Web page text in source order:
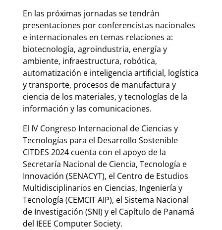
En las próximas jornadas se tendrán
presentaciones por conferencistas nacionales
e internacionales en temas relaciones a:
biotecnología, agroindustria, energía y
ambiente, infraestructura, robótica,
automatización e inteligencia artificial, logística
y transporte, procesos de manufactura y
ciencia de los materiales, y tecnologías de la
información y las comunicaciones.
El IV Congreso Internacional de Ciencias y
Tecnologías para el Desarrollo Sostenible
CITDES 2024 cuenta con el apoyo de la
Secretaría Nacional de Ciencia, Tecnología e
Innovación (SENACYT), el Centro de Estudios
Multidisciplinarios en Ciencias, Ingeniería y
Tecnología (CEMCIT AIP), el Sistema Nacional
de Investigación (SNI) y el Capítulo de Panamá
del IEEE Computer Society.